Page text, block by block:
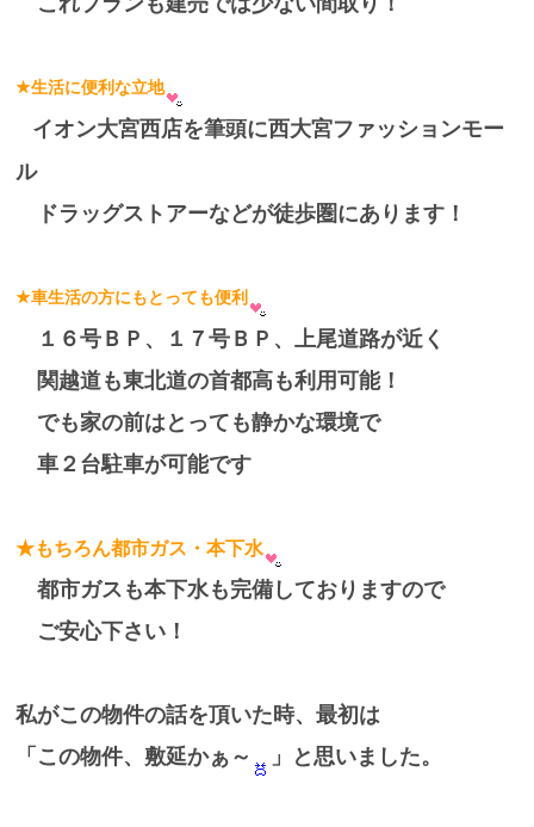
★生活に便利な立地
イオン大宮西店を筆頭に西大宮ファッションモー
ル
ドラッグストアーなどが徒歩圏にあります！
★車生活の方にもとっても便利
１６号ＢＰ、１７号ＢＰ、上尾道路が近く
関越道も東北道の首都高も利用可能！
でも家の前はとっても静かな環境で
車２台駐車が可能です
★もちろん都市ガス・本下水
都市ガスも本下水も完備しておりますので
ご安心下さい！
私がこの物件の話を頂いた時、最初は
「この物件、敷延かぁ～
」と思いました。